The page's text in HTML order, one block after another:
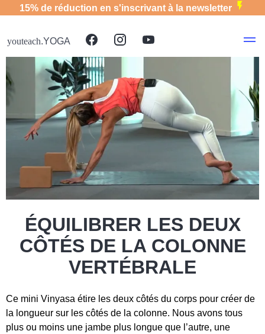
15% de réduction en s'inscrivant à la newsletter
youteach.YOGA
ÉQUILIBRER LES DEUX
CÔTÉS DE LA COLONNE
VERTÉBRALE
Ce mini Vinyasa étire les deux côtés du corps pour créer de
la longueur sur les côtés de la colonne. Nous avons tous
plus ou moins une jambe plus longue que l’autre, une